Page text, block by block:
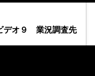
デオ９ 業況調査先